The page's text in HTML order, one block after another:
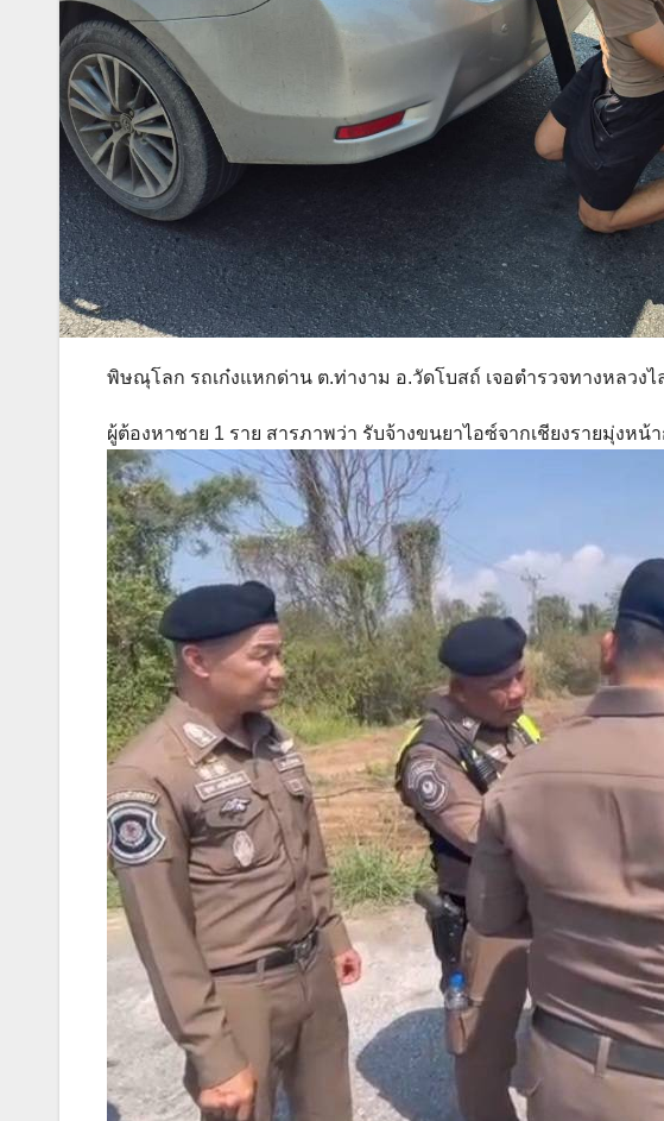
พิษณุโลก รถเก๋งแหกด่าน ต.ท่างาม อ.วัดโบสถ์ เจอตำรวจทางหลวง
ผู้ต้องหาชาย 1 ราย สารภาพว่า รับจ้างขนยาไอซ์จากเชียงรายมุ่งหน้